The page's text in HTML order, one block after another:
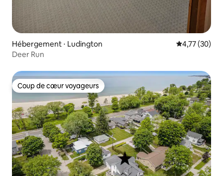
Hébergement ⋅ Ludington Évaluation
4,77 (30)
Deer Run
Coup de cœur voyageurs
Coup de cœur voyageurs